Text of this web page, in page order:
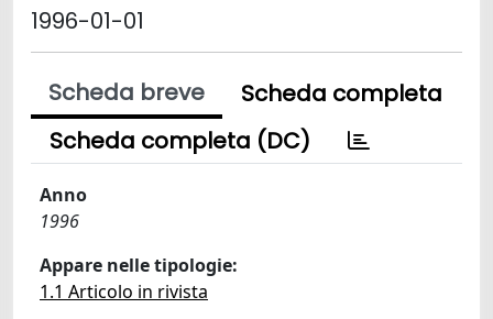
1996-01-01
Scheda breve
Scheda completa
Scheda completa (DC)
Anno
1996
Appare nelle tipologie:
1.1 Articolo in rivista